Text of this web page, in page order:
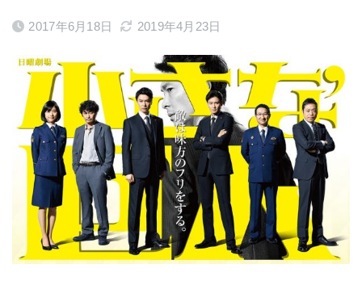
2017年6月18日 2019年4月23日